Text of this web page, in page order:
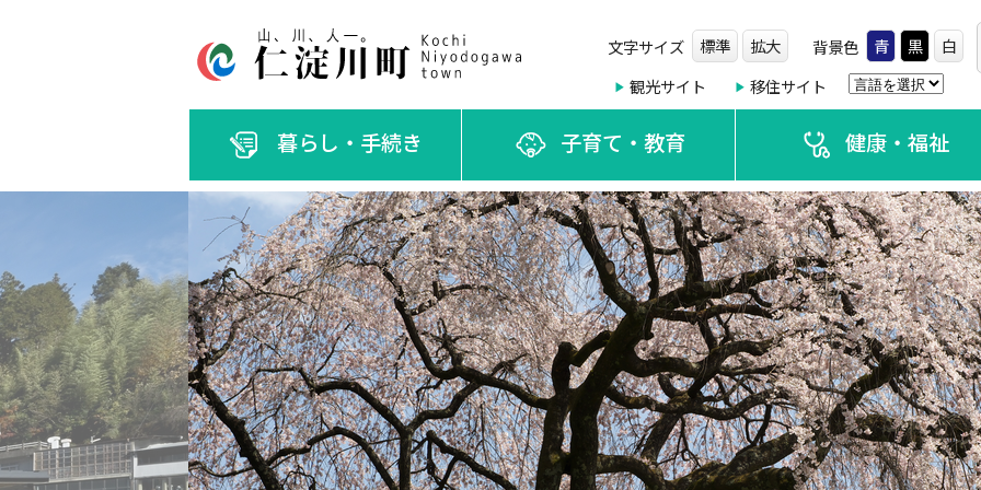
文字サイズ 標準 拡大 背景色 青 黒
白
観光サイト
移住サイト
暮らし・手続き 子育て・教育 健康・福祉